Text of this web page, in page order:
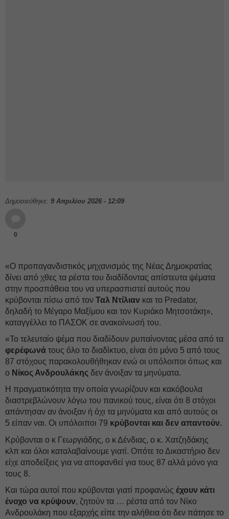
Δημοσιεύθηκε: 9 Απριλίου 2026 - 12:09
0
«Ο προπαγανδιστικός μηχανισμός της Νέας Δημοκρατίας
δίνει από χθες τα ρέστα του διαδίδοντας απίστευτα ψέματα
στην προσπάθεια του να υπερασπιστεί αυτούς που
κρύβονται πίσω από τον Ταλ Ντίλιαν και το Predator,
δηλαδή το Μέγαρο Μαξίμου και τον Κυριάκο Μητσοτάκη»,
καταγγέλλει το ΠΑΣΟΚ σε ανακοίνωσή του.
«Το τελευταίο ψέμα που διαδίδουν ρυπαίνοντας μέσα από τα
φερέφωνά τους όλο το διαδίκτυο, είναι ότι μόνο 5 από τους
87 στόχους παρακολουθήθηκαν ενώ οι υπόλοιποι όπως και
ο Νίκος Ανδρουλάκης δεν άνοιξαν τα μηνύματα.
Η πραγματικότητα την οποία γνωρίζουν και κακόβουλα
διαστρεβλώνουν λόγω του πανικού τους, είναι ότι 8 στόχοι
απάντησαν αν άνοιξαν ή όχι τα μηνύματα και από αυτούς οι
5 είπαν ναι. Οι υπόλοιποι 79 κρύβονται και δεν απαντούν.
Κρύβονται ο κ Γεωργιάδης, ο κ Δένδιας, ο κ. Χατζηδάκης
κλπ και όλοι καταλαβαίνουμε γιατί. Οπότε το Δικαστήριο δεν
είχε αποδείξεις για να αποφανθεί για τους 87 αλλά μόνο για
τους 8.
Και τώρα αυτοί που κρύβονται γιατί προφανώς έχουν κάτι
ένοχο να κρύψουν, ζητούν τα … ρέστα από τον Νίκο
Ανδρουλάκη που εξαρχής είπε την αλήθεια ότι δεν πάτησε το